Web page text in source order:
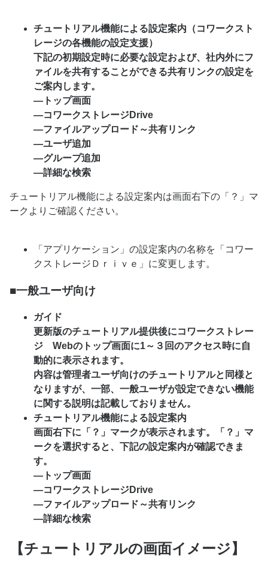
チュートリアル機能による設定案内（コワークスト
レージの各機能の設定支援）
下記の初期設定時に必要な設定および、社内外にフ
ァイルを共有することができる共有リンクの設定を
ご案内します。
―トップ画面
―コワークストレージDrive
―ファイルアップロード～共有リンク
―ユーザ追加
―グループ追加
―詳細な検索
チュートリアル機能による設定案内は画面右下の「？」マ
ークよりご確認ください。
「アプリケーション」の設定案内の名称を「コワー
クストレージＤｒｉｖｅ」に変更します。
■一般ユーザ向け
ガイド
更新版のチュートリアル提供後にコワークストレー
ジ Webのトップ画面に1～３回のアクセス時に自
動的に表示されます。
内容は管理者ユーザ向けのチュートリアルと同様と
なりますが、一部、一般ユーザが設定できない機能
に関する説明は記載しておりません。
チュートリアル機能による設定案内
画面右下に「？」マークが表示されます。「？」マ
ークを選択すると、下記の設定案内が確認できま
す。
―トップ画面
―コワークストレージDrive
―ファイルアップロード～共有リンク
―詳細な検索
【チュートリアルの画面イメージ】